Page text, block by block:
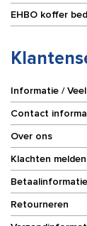
EHBO koffer
Informatie /
Contact
Over ons
Klachten melden
Betaalinformatie
Retourneren